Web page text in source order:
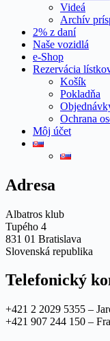
Videá
Archív
2% z daní
Naše vozidlá
e-Shop
Rezervácia
Košík
Pokladňa
Ochrana
Môj účet
Adresa
Albatros klub
Tupého 4
831 01 Bratislava
Slovenská republika
Telefonický
+421 2 2029 5355 –
+421 907 244 150 –